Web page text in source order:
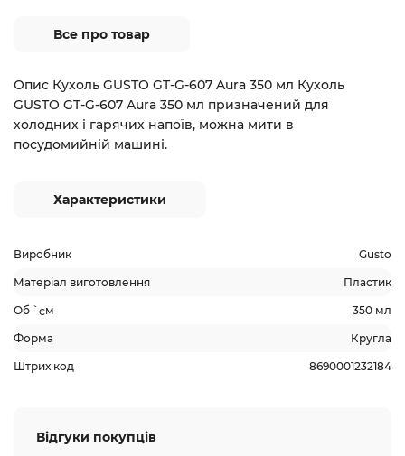
Все про товар
Опис Кухоль GUSTO GT-G-607 Aura 350 мл Кухоль
GUSTO GT-G-607 Aura 350 мл призначений для
холодних і гарячих напоїв, можна мити в
посудомийній машині.
Характеристики
Виробник Gusto
Матеріал виготовлення Пластик
Об `єм 350 мл
Форма Кругла
Штрих код 8690001232184
Відгуки покупців